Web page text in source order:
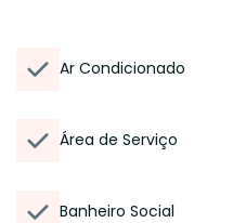
Ar Condicionado
Área de Serviço
Banheiro Social